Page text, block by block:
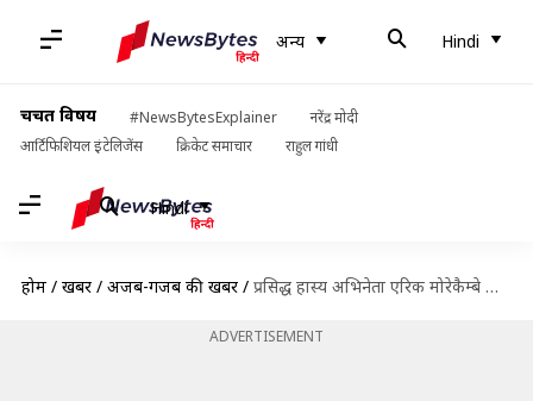
अन्य Hindi
चर्चित विषय #NewsBytesExplainer
नरेंद्र मोदी
आर्टिफिशियल इंटेलिजेंस
क्रिकेट समाचार राहुल गांधी
Hindi
होम / खबरें / अजब-गजब की खबरें / प्रसिद्ध हास्य अभिनेता एरिक मोरेकैम्बे का चश्मा हुआ नीलाम, 21 लाख रुपये से अधिक लगी बोली
ADVERTISEMENT